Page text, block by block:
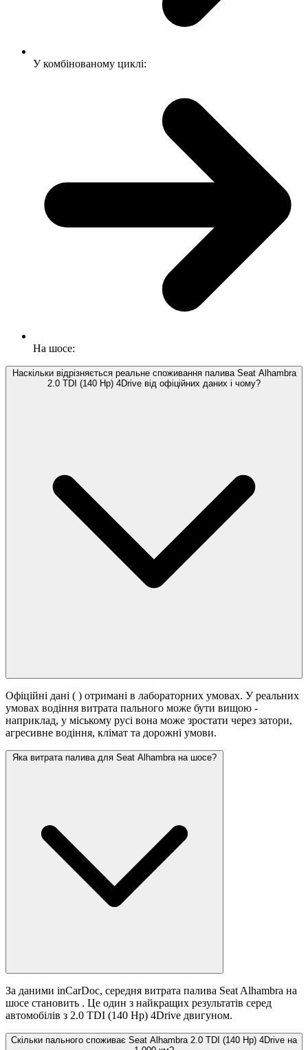
У комбінованому циклі:
На шосе:
Наскільки відрізняється реальне споживання палива Seat Alhambra
2.0 TDI (140 Hp) 4Drive від офіційних даних і чому?
Офіційні дані ( ) отримані в лабораторних умовах. У реальних
умовах водіння витрата пального може бути вищою -
наприклад, у міському русі вона може зростати через затори,
агресивне водіння, клімат та дорожні умови.
Яка витрата палива для Seat Alhambra на шосе?
За даними inCarDoc, середня витрата палива Seat Alhambra на
шосе становить . Це один з найкращих результатів серед
автомобілів з 2.0 TDI (140 Hp) 4Drive двигуном.
Скільки пального споживає Seat Alhambra 2.0 TDI (140 Hp) 4Drive на